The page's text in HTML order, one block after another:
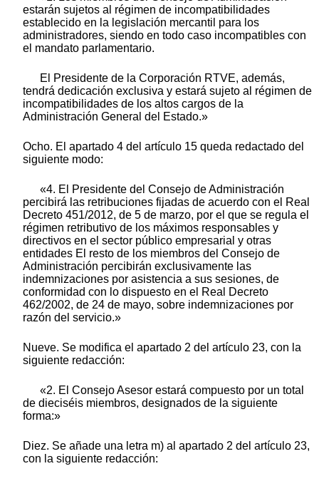
estarán sujetos al régimen de incompatibilidades
establecido en la legislación mercantil para los
administradores, siendo en todo caso incompatibles con
el mandato parlamentario.
El Presidente de la Corporación RTVE, además,
tendrá dedicación exclusiva y estará sujeto al régimen de
incompatibilidades de los altos cargos de la
Administración General del Estado.»
Ocho. El apartado 4 del artículo 15 queda redactado del
siguiente modo:
«4. El Presidente del Consejo de Administración
percibirá las retribuciones fijadas de acuerdo con el Real
Decreto 451/2012, de 5 de marzo, por el que se regula el
régimen retributivo de los máximos responsables y
directivos en el sector público empresarial y otras
entidades El resto de los miembros del Consejo de
Administración percibirán exclusivamente las
indemnizaciones por asistencia a sus sesiones, de
conformidad con lo dispuesto en el Real Decreto
462/2002, de 24 de mayo, sobre indemnizaciones por
razón del servicio.»
Nueve. Se modifica el apartado 2 del artículo 23, con la
siguiente redacción:
«2. El Consejo Asesor estará compuesto por un total
de dieciséis miembros, designados de la siguiente
forma:»
Diez. Se añade una letra m) al apartado 2 del artículo 23,
con la siguiente redacción: